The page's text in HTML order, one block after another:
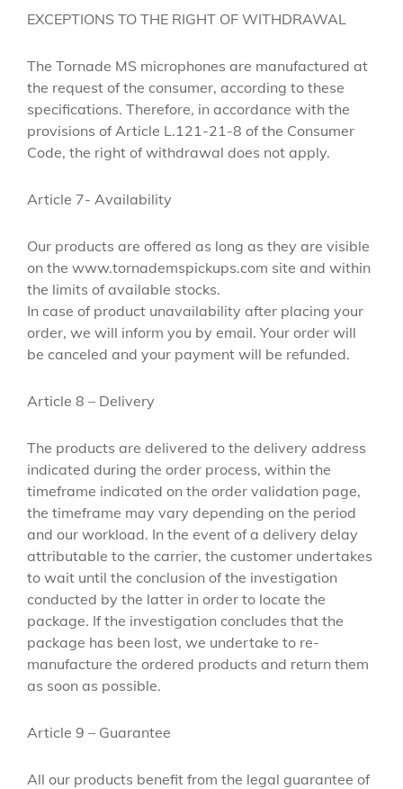
EXCEPTIONS TO THE RIGHT OF WITHDRAWAL
The Tornade MS microphones are manufactured at
the request of the consumer, according to these
specifications. Therefore, in accordance with the
provisions of Article L.121-21-8 of the Consumer
Code, the right of withdrawal does not apply.
Article 7- Availability
Our products are offered as long as they are visible
on the www.tornademspickups.com site and within
the limits of available stocks.
In case of product unavailability after placing your
order, we will inform you by email. Your order will
be canceled and your payment will be refunded.
Article 8 – Delivery
The products are delivered to the delivery address
indicated during the order process, within the
timeframe indicated on the order validation page,
the timeframe may vary depending on the period
and our workload. In the event of a delivery delay
attributable to the carrier, the customer undertakes
to wait until the conclusion of the investigation
conducted by the latter in order to locate the
package. If the investigation concludes that the
package has been lost, we undertake to re-
manufacture the ordered products and return them
as soon as possible.
Article 9 – Guarantee
All our products benefit from the legal guarantee of